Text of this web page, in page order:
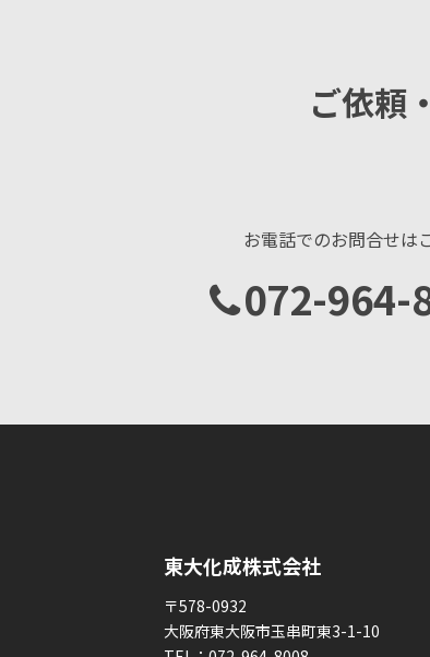
ご依頼
お電話でのお問合せは
072-964-
東大化成株式会社
〒578-0932
大阪府東大阪市玉串町東3-1-10